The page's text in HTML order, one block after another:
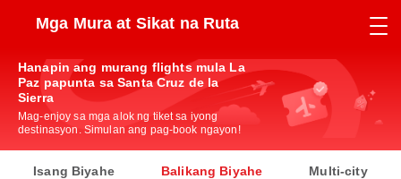
Mga Mura at Sikat na Ruta
Hanapin ang murang flights mula La
Paz papunta sa Santa Cruz de la
Sierra
Mag-enjoy sa mga alok ng tiket sa iyong
destinasyon. Simulan ang pag-book ngayon!
Isang Biyahe Balikang Biyahe Multi-city